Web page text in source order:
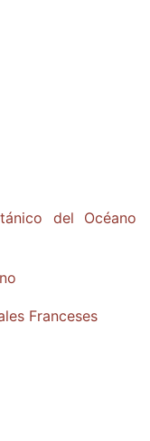
del Océano
Franceses